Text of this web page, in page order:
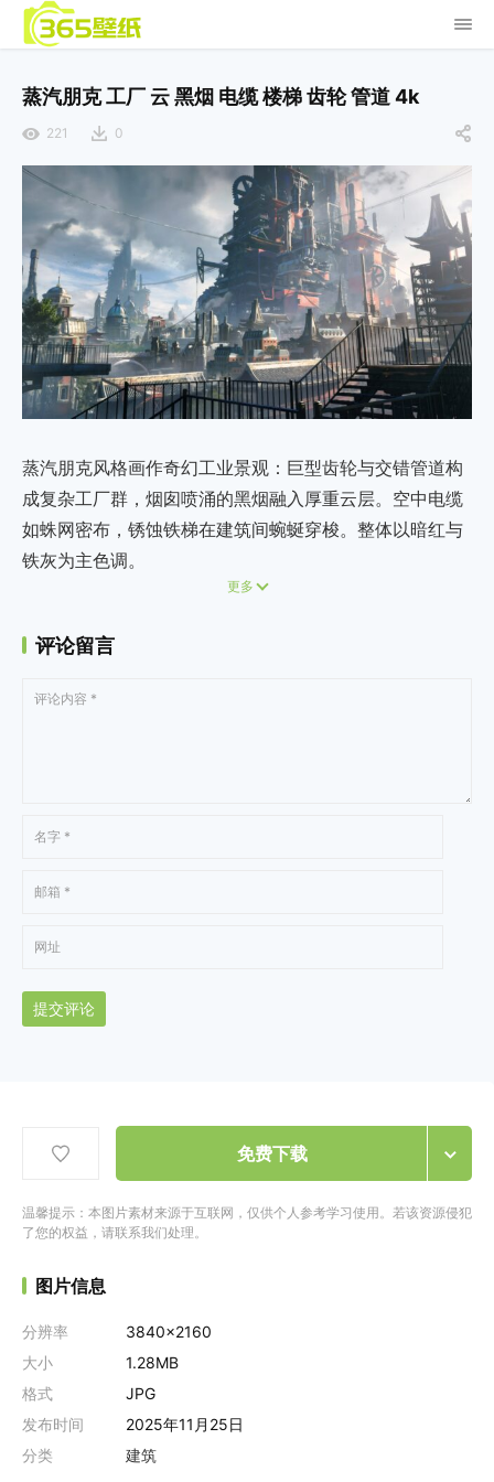
蒸汽朋克 工厂 云 黑烟 电缆 楼梯 齿轮 管道 4k
221 0
蒸汽朋克风格画作奇幻工业景观：巨型齿轮与交错管道构
成复杂工厂群，烟囱喷涌的黑烟融入厚重云层。空中电缆
如蛛网密布，锈蚀铁梯在建筑间蜿蜒穿梭。整体以暗红与
铁灰为主色调。
更多
评论留言
提交评论
免费下载
温馨提示：本图片素材来源于互联网，仅供个人参考学习使用。若该资源侵犯
了您的权益，请联系我们处理。
图片信息
分辨率
3840x2160
大小
1.28MB
格式
JPG
发布时间
2025年11月25日
分类
建筑